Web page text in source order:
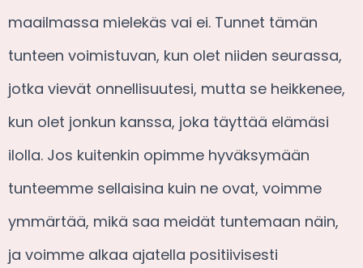
maailmassa mielekäs vai ei. Tunnet tämän
tunteen voimistuvan, kun olet niiden seurassa,
jotka vievät onnellisuutesi, mutta se heikkenee,
kun olet jonkun kanssa, joka täyttää elämäsi
ilolla. Jos kuitenkin opimme hyväksymään
tunteemme sellaisina kuin ne ovat, voimme
ymmärtää, mikä saa meidät tuntemaan näin,
ja voimme alkaa ajatella positiivisesti